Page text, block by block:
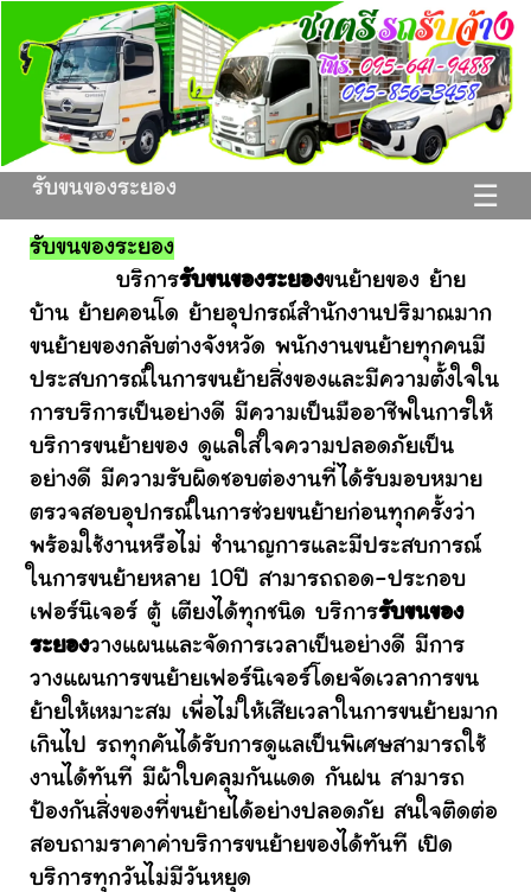
☰
รับขนของระยอง
รับขนของระยอง
บริการรับขนของระยองขนย้ายของ ย้าย
บ้าน ย้ายคอนโด ย้ายอุปกรณ์สำนักงานปริมาณมาก
ขนย้ายของกลับต่างจังหวัด พนักงานขนย้ายทุกคนมี
ประสบการณ์ในการขนย้ายสิ่งของและมีความตั้งใจใน
การบริการเป็นอย่างดี มีความเป็นมืออาชีพในการให้
บริการขนย้ายของ ดูแลใส่ใจความปลอดภัยเป็น
อย่างดี มีความรับผิดชอบต่องานที่ได้รับมอบหมาย
ตรวจสอบอุปกรณ์ในการช่วยขนย้ายก่อนทุกครั้งว่า
พร้อมใช้งานหรือไม่ ชำนาญการและมีประสบการณ์
ในการขนย้ายหลาย 10ปี สามารถถอด-ประกอบ
เฟอร์นิเจอร์ ตู้ เตียงได้ทุกชนิด บริการรับขนของ
ระยองวางแผนและจัดการเวลาเป็นอย่างดี มีการ
วางแผนการขนย้ายเฟอร์นิเจอร์โดยจัดเวลาการขน
ย้ายให้เหมาะสม เพื่อไม่ให้เสียเวลาในการขนย้ายมาก
เกินไป รถทุกคันได้รับการดูแลเป็นพิเศษสามารถใช้
งานได้ทันที มีผ้าใบคลุมกันแดด กันฝน สามารถ
ป้องกันสิ่งของที่ขนย้ายได้อย่างปลอดภัย สนใจติดต่อ
สอบถามราคาค่าบริการขนย้ายของได้ทันที เปิด
บริการทุกวันไม่มีวันหยุด